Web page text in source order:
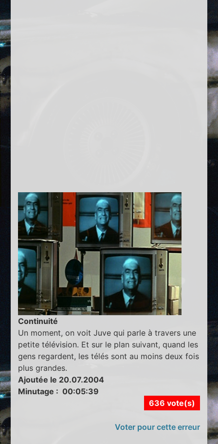
Continuité
Un moment, on voit Juve qui parle à travers une
petite télévision. Et sur le plan suivant, quand les
gens regardent, les télés sont au moins deux fois
plus grandes.
Ajoutée le 20.07.2004
Minutage : 00:05:39
636 vote(s)
Voter pour cette erreur